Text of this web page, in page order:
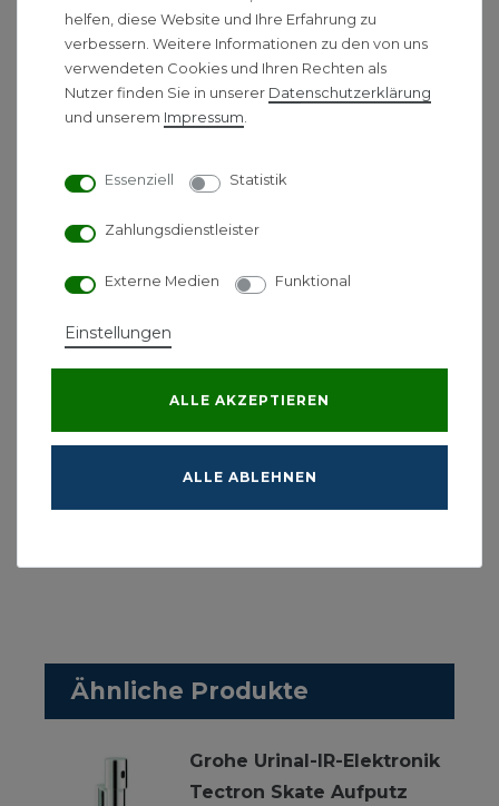
Tectron für Urinal-Spüler 37021
und Varianten
Batterie-Stromversorgung 6 V Lithium-Batterie, Typ
CR-P2
Betriebsdruck max. 10 bar
Metallgehäuse
LongLife Batterie Elektronik
Batterielebensdauer ca. 7 Jahre (bei 150
Betätigungen pro Tag)
Stunden-Spülung
zusätzliche Funktionen mit der optionalen
Fernbedienung 36206
mit Fernbedienung einstellbarer Reflexionsbereich
Ähnliche Produkte
Grohe Urinal-IR-Elektronik
Tectron Skate Aufputz
helfen, diese Website und Ihre Erfahrung zu
verbessern. Weitere Informationen zu den von uns
verwendeten Cookies und Ihren Rechten als
Nutzer finden Sie in unserer Daten­schutz­erklärung
und unserem Impressum
Essenziell Statistik
Zahlungsdienstleister
Externe Medien Funktional
Einstellungen
ALLE AKZEPTIEREN
ALLE ABLEHNEN